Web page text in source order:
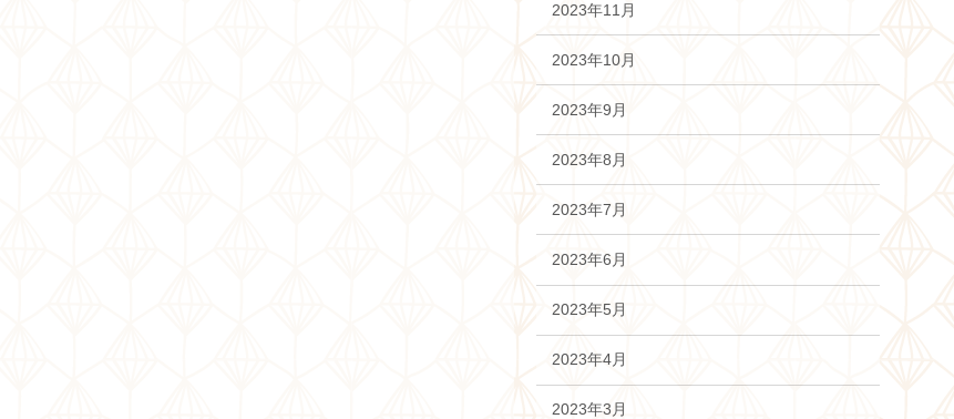
2023年11月
2023年10月
2023年9月
2023年8月
2023年7月
2023年6月
2023年5月
2023年4月
2023年3月